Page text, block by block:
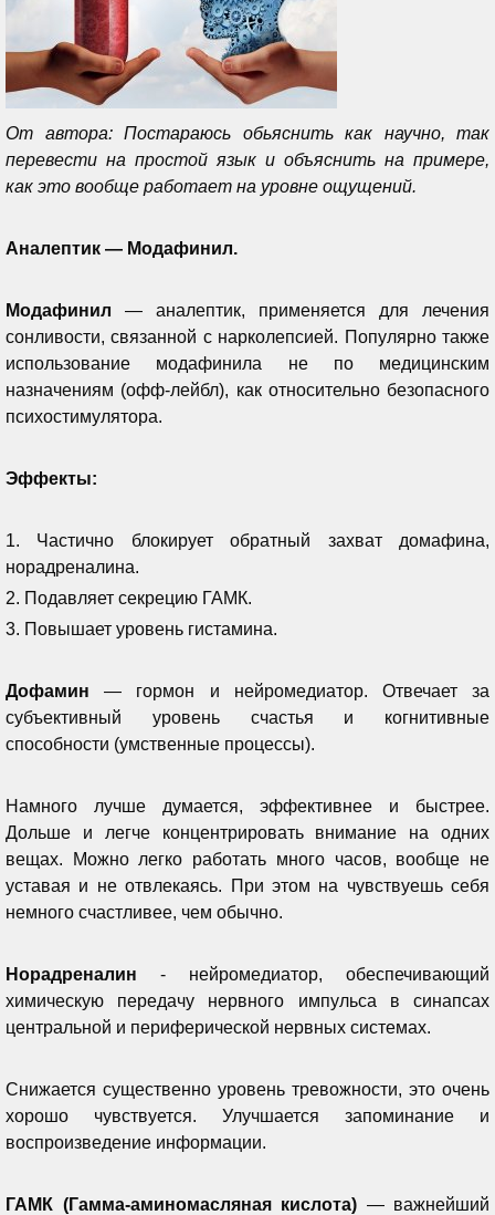
От автора: Постараюсь обьяснить как научно, так
перевести на простой язык и объяснить на примере,
как это вообще работает на уровне ощущений.
Аналептик — Модафинил.
Модафинил — аналептик, применяется для лечения
сонливости, связанной с нарколепсией. Популярно также
использование модафинила не по медицинским
назначениям (офф-лейбл), как относительно безопасного
психостимулятора.
Эффекты:
1. Частично блокирует обратный захват домафина,
норадреналина.
2. Подавляет секрецию ГАМК.
3. Повышает уровень гистамина.
Дофамин — гормон и нейромедиатор. Отвечает за
субъективный уровень счастья и когнитивные
способности (умственные процессы).
Намного лучше думается, эффективнее и быстрее.
Дольше и легче концентрировать внимание на одних
вещах. Можно легко работать много часов, вообще не
уставая и не отвлекаясь. При этом на чувствуешь себя
немного счастливее, чем обычно.
Норадреналин - нейромедиатор, обеспечивающий
химическую передачу нервного импульса в синапсах
центральной и периферической нервных системах.
Снижается существенно уровень тревожности, это очень
хорошо чувствуется. Улучшается запоминание и
воспроизведение информации.
ГАМК (Гамма-аминомасляная кислота) — важнейший